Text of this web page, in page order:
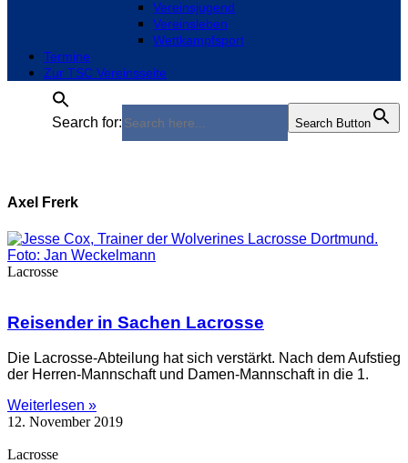
Vereinsjugend
Vereinsleben
Wettkampfsport
Termine
Zur TSC Vereinsseite
Search for: Search Button
Axel Frerk
Lacrosse
Reisender in Sachen Lacrosse
Die Lacrosse-Abteilung hat sich verstärkt. Nach dem Aufstieg
der Herren-Mannschaft und Damen-Mannschaft in die 1.
Weiterlesen »
12. November 2019
Lacrosse